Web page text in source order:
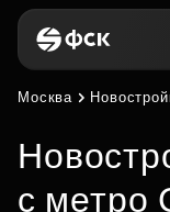
Москва
с метро